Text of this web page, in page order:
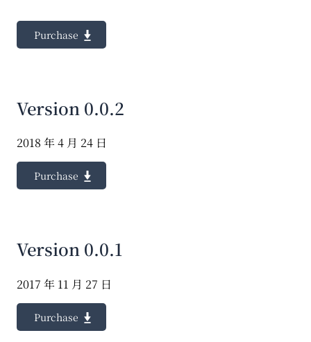
Purchase
Version 0.0.2
2018 年 4 月 24 日
Purchase
Version 0.0.1
2017 年 11 月 27 日
Purchase